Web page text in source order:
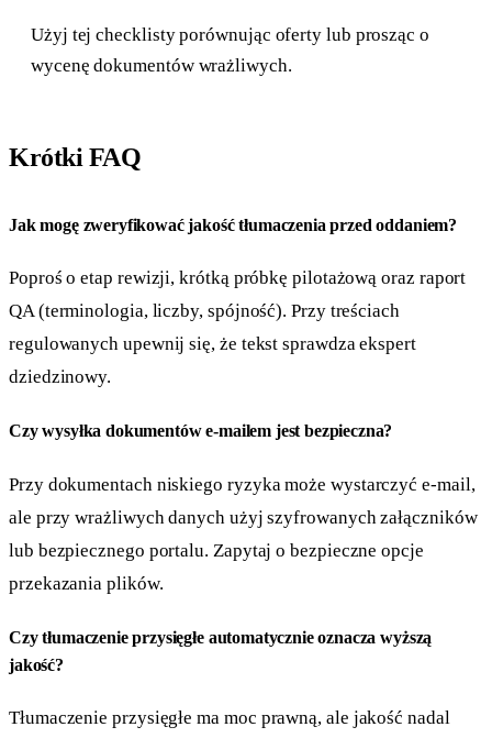
Użyj tej checklisty porównując oferty lub prosząc o
wycenę dokumentów wrażliwych.
Krótki FAQ
Jak mogę zweryfikować jakość tłumaczenia przed oddaniem?
Poproś o etap rewizji, krótką próbkę pilotażową oraz raport
QA (terminologia, liczby, spójność). Przy treściach
regulowanych upewnij się, że tekst sprawdza ekspert
dziedzinowy.
Czy wysyłka dokumentów e-mailem jest bezpieczna?
Przy dokumentach niskiego ryzyka może wystarczyć e-mail,
ale przy wrażliwych danych użyj szyfrowanych załączników
lub bezpiecznego portalu. Zapytaj o bezpieczne opcje
przekazania plików.
Czy tłumaczenie przysięgłe automatycznie oznacza wyższą
jakość?
Tłumaczenie przysięgłe ma moc prawną, ale jakość nadal